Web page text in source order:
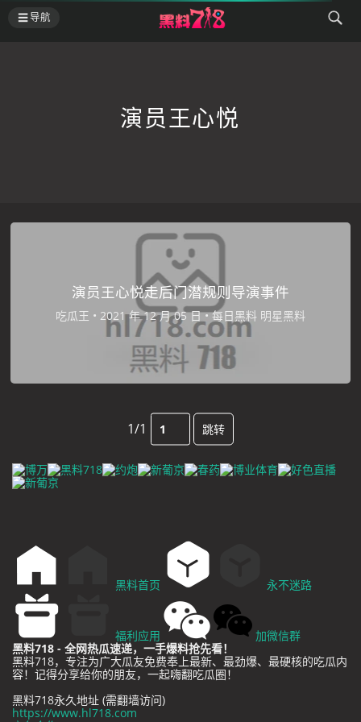
导航
演员王心悦
演员王心悦走后门潜规则导演事件
吃瓜王 • •每日黑料 明星黑料
1/1 跳转
黑料首页 永不迷路
福利应用
加微信群
黑料718 - 全网热瓜速递，一手爆料抢先看！
黑料718，专注为广大瓜友免费奉上最新、最劲爆、最硬核的吃瓜内
容！记得分享给你的朋友，一起嗨翻吃瓜圈！
黑料718永久地址 (需翻墙访问)
https://www.hl718.com